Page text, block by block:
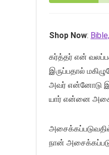
Shop Now:
கர்த்தர் என்
இருப்பதால்
அவர் என்னோடு
யார் என்னை
நான்